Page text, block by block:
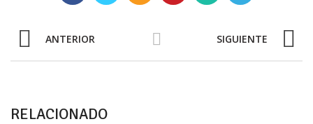
ANTERIOR SIGUIENTE
RELACIONADO